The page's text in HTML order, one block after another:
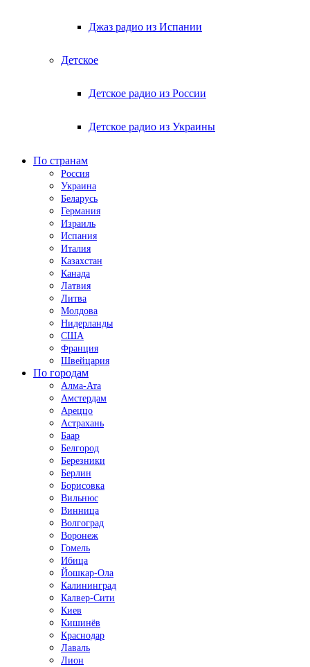
Джаз радио из Испании
Детское
Детское радио из России
Детское радио из Украины
По странам
Россия
Украина
Беларусь
Германия
Израиль
Испания
Италия
Казахстан
Канада
Латвия
Литва
Молдова
Нидерланды
США
Франция
Швейцария
По городам
Алма-Ата
Амстердам
Ареццо
Астрахань
Баар
Белгород
Березники
Берлин
Борисовка
Вильнюс
Винница
Волгоград
Воронеж
Гомель
Ибица
Йошкар-Ола
Калининград
Калвер-Сити
Киев
Кишинёв
Краснодар
Лаваль
Лион